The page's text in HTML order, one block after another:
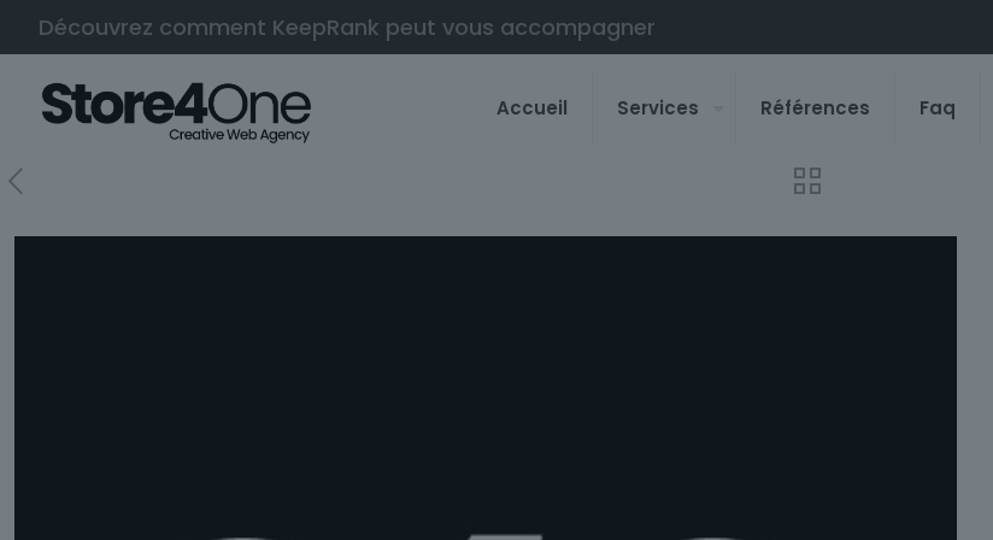
Découvrez comment KeepRank peut vous accompagner
Accueil Services Références Faq